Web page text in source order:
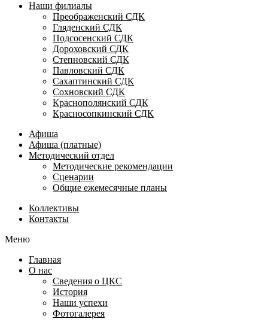
Наши филиалы
Преображенский СДК
Гляденский СДК
Подсосенский СДК
Дороховский СДК
Степновский СДК
Павловский СДК
Сахаптинский СДК
Сохновский СДК
Краснополянский СДК
Красносопкинский СДК
Афиша
Афиша (платные)
Методический отдел
Методические рекомендации
Сценарии
Общие ежемесячные планы
Коллективы
Контакты
Меню
Главная
О нас
Сведения о ЦКС
История
Наши успехи
Фотогалерея